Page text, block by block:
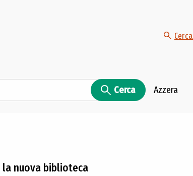
Cerca
Cerca Azzera
la nuova biblioteca